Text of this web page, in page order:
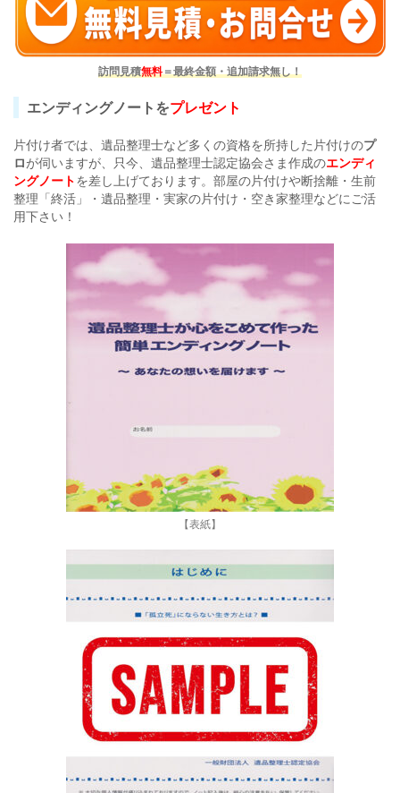
訪問見積無料＝最終金額・追加請求無し！
エンディングノートをプレゼント
片付け者では、遺品整理士など多くの資格を所持した片付けのプ
ロが伺いますが、只今、遺品整理士認定協会さま作成のエンディ
ングノートを差し上げております。部屋の片付けや断捨離・生前
整理「終活」・遺品整理・実家の片付け・空き家整理などにご活
用下さい！
【表紙】